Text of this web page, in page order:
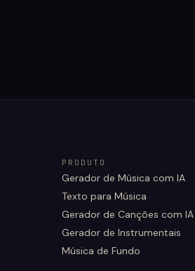
PRODUTO
Gerador de Música com IA
Texto para Música
Gerador de Canções com IA
Gerador de Instrumentais
Música de Fundo